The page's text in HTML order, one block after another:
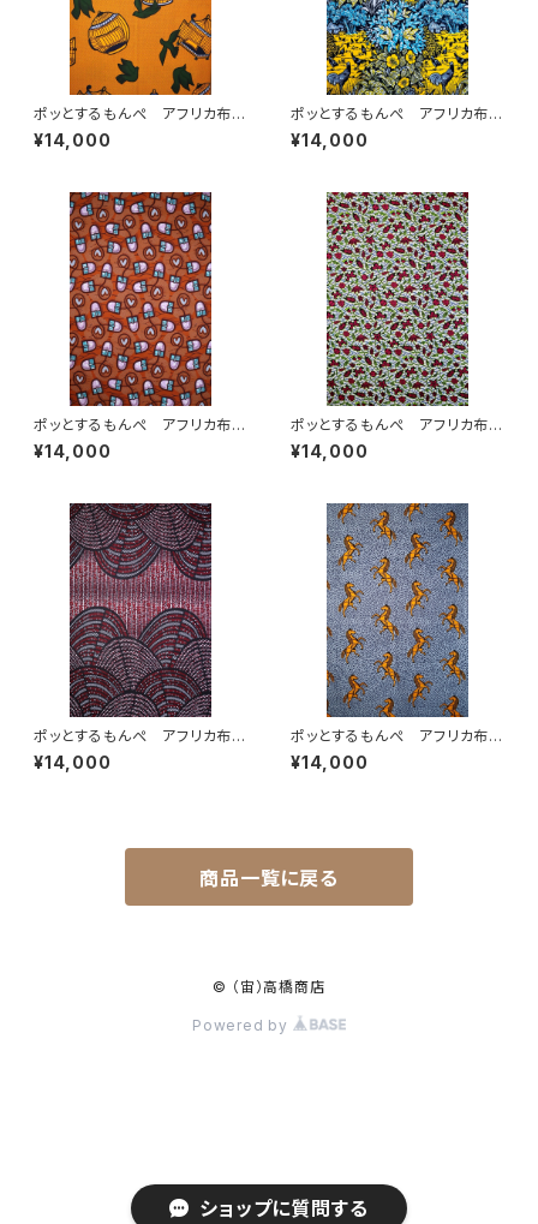
ショップに質問する
ポッとするもんぺ アフリカ布
No.93
¥14,000
ポッとするもんぺ アフリカ布
No.237
¥14,000
ポッとするもんぺ アフリカ布
No.166
¥14,000
ポッとするもんぺ アフリカ布
No.231
¥14,000
ポッとするもんぺ アフリカ布
No.97
¥14,000
ポッとするもんぺ アフリカ布
No.227
¥14,000
商品一覧に戻る
© （宙）高橋商店
Powered by